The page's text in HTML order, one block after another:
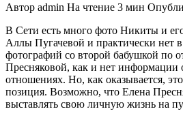
Автор admin На чтение 3 мин
В Сети есть много фото Никиты и
Аллы Пугачевой и практически нет
фотографий со второй бабушкой по
Пресняковой, как и нет информации
отношениях. Но, как оказывается,
позиция. Возможно, что Елена
выставлять свою личную жизнь на